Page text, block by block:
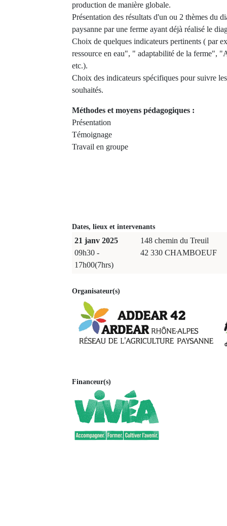
production de manière globale.
Présentation des résultats d'un ou 2 thèmes du
paysanne par une ferme ayant déjà réalisé le
Choix de quelques indicateurs pertinents ( par
ressource en eau", " adaptabilité de la ferme",
etc.).
Choix des indicateurs spécifiques pour suivre
souhaités.
Méthodes et moyens pédagogiques :
Présentation
Témoignage
Travail en groupe
Dates, lieux et intervenants
21 janv 2025
09h30 -
17h00(7hrs)
148 chemin du Treuil
42 330 CHAMBOEUF
Organisateur(s)
Financeur(s)